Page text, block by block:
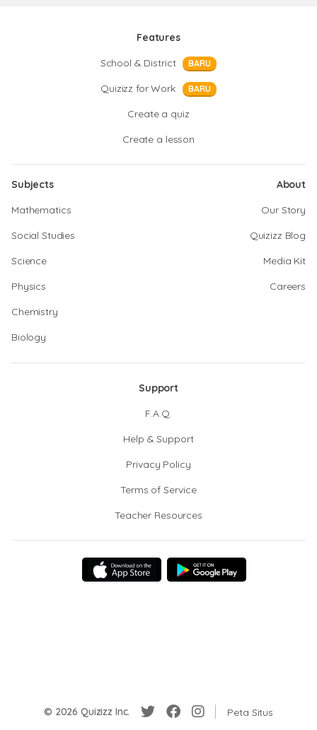
Features
School & District
BARU
Quizizz for Work BARU
Create a quiz
Create a lesson
Subjects
Mathematics
Social Studies
Science
Physics
Chemistry
Biology
About
Our Story
Quizizz Blog
Media Kit
Careers
Support
F.A.Q.
Help & Support
Privacy Policy
Terms of Service
Teacher Resources
© 2026 Quizizz Inc. Peta Situs